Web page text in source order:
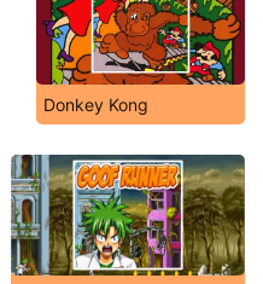
Donkey Kong